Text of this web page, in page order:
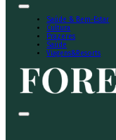
Saúde & Bem-Estar
Cultura
Prazeres
Saúde
Viagens&Resorts